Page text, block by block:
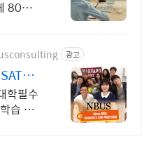
80%이
광고
학필수
습 기